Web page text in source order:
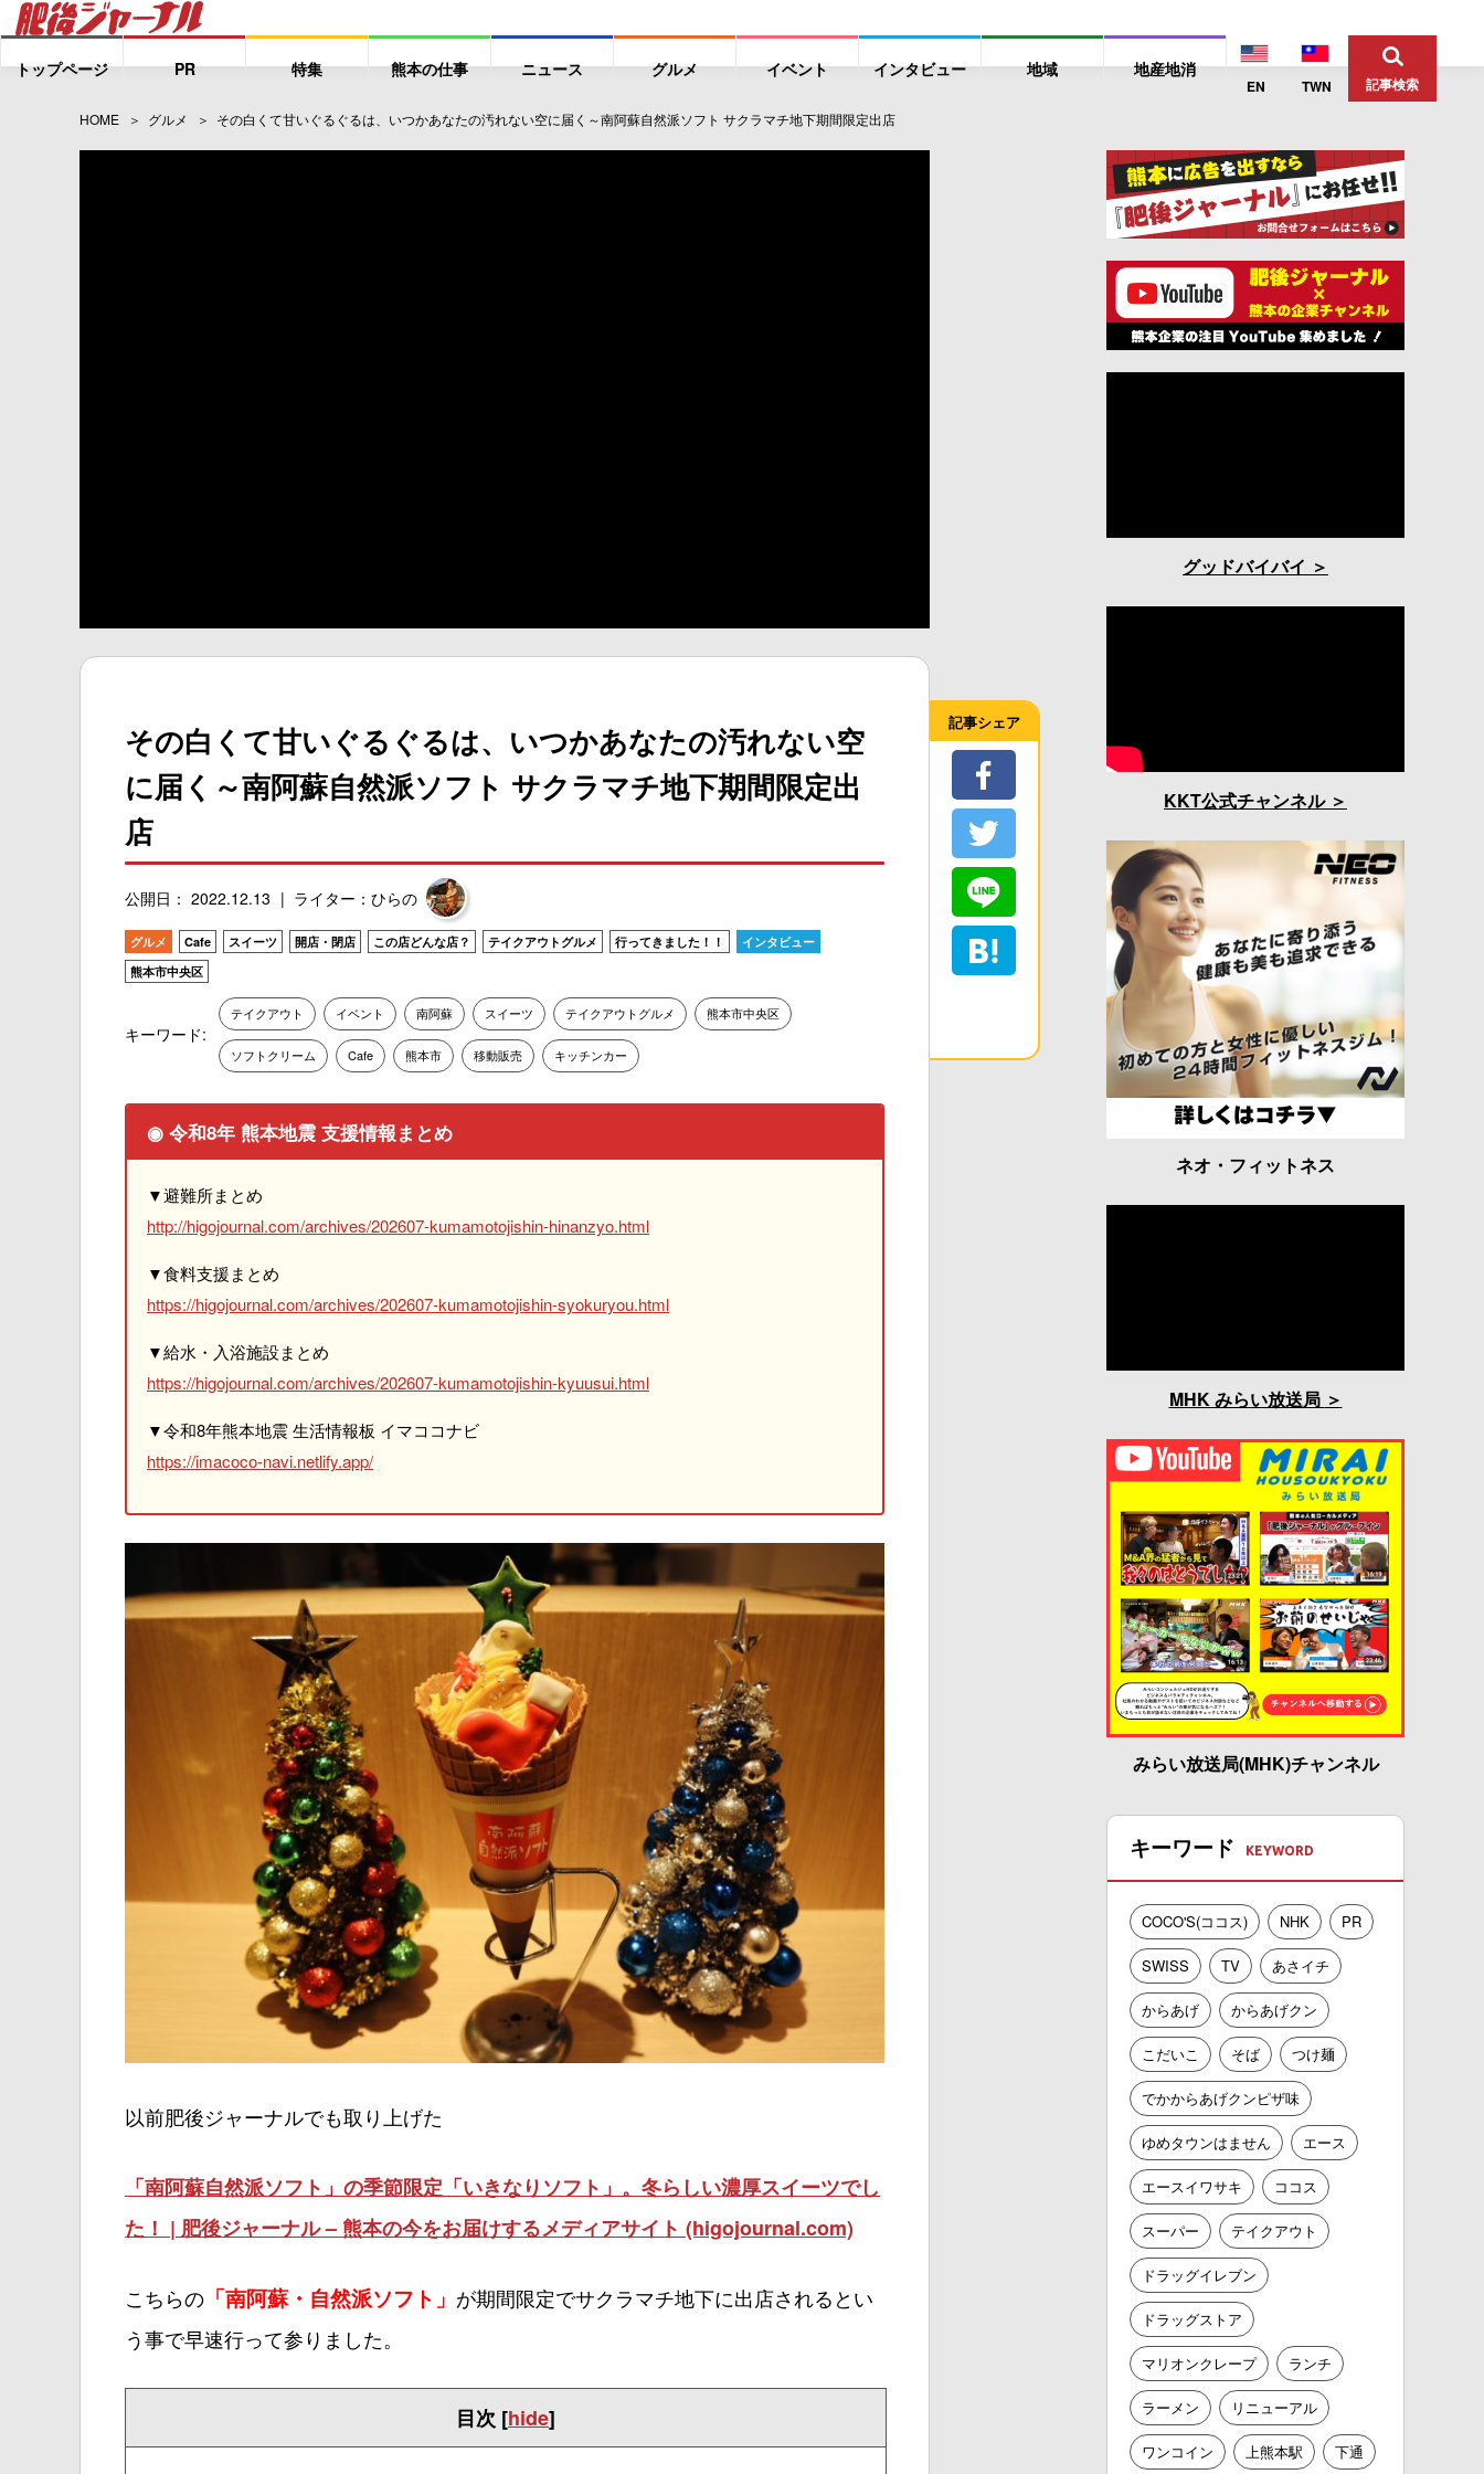
トップページ PR 特集 熊本の仕事 ニュース グルメ イベント インタビュー 地域 地産地消
EN TWN 記事検索
HOME グルメ その白くて甘いぐるぐるは、いつかあなたの汚れない空に届く～南阿蘇自然派ソフト サクラマチ地下期間限定出店
その白くて甘いぐるぐるは、いつかあなたの汚れない空
に届く～南阿蘇自然派ソフト サクラマチ地下期間限定出
店
公開日： 2022.12.13 ライター：ひらの
グルメ Cafe スイーツ 開店・閉店 この店どんな店？ テイクアウトグルメ 行ってきました！！
インタビュー
熊本市中央区
キーワード:
テイクアウト イベント 南阿蘇 スイーツ テイクアウトグルメ 熊本市中央区
ソフトクリーム Cafe 熊本市 移動販売 キッチンカー
◉ 令和8年 熊本地震 支援情報まとめ
▼避難所まとめ
http://higojournal.com/archives/202607-kumamotojishin-hinanzyo.html
▼食料支援まとめ
https://higojournal.com/archives/202607-kumamotojishin-syokuryou.html
▼給水・入浴施設まとめ
https://higojournal.com/archives/202607-kumamotojishin-kyuusui.html
▼令和8年熊本地震 生活情報板 イマココナビ
https://imacoco-navi.netlify.app/
以前肥後ジャーナルでも取り上げた
「南阿蘇自然派ソフト」の季節限定「いきなりソフト」。冬らしい濃厚スイーツでし
た！ | 肥後ジャーナル – 熊本の今をお届けするメディアサイト (higojournal.com)
こちらの 「南阿蘇・自然派ソフト」 が期間限定でサクラマチ地下に出店されるとい
う事で早速行って参りました。
目次 [hide]
記事シェア
グッドバイバイ
KKT公式チャンネル
ネオ・フィットネス
MHK みらい放送局
みらい放送局(MHK)チャンネル
キーワード
COCO'S(ココス) NHK PR
SWISS TV あさイチ
からあげ からあげクン
こだいこ そば つけ麺
でかからあげクンピザ味
ゆめタウンはません エース
エースイワサキ ココス
スーパー テイクアウト
ドラッグイレブン
ドラッグストア
マリオンクレープ ランチ
ラーメン リニューアル
ワンコイン 上熊本駅 下通